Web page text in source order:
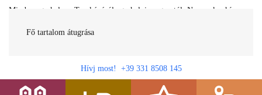
Fő tartalom átugrása
Minden egy helyen Toszkánáról egy helyi magyartól. Nemcsak a híres
gasztronomia....
Hívj most! +39 331 8508 145